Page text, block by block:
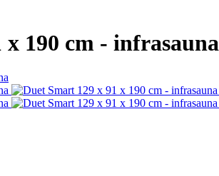
190 cm - infrasauna